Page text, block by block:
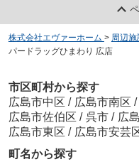
株式会社エヴァーホーム > 周辺施
パードラッグひまわり 広店
市区町村から探す
広島市中区 / 広島市南区 /
広島市佐伯区 / 呉市 / 広
広島市東区 / 広島市安芸
町名から探す